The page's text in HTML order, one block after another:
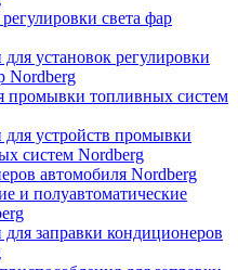
света фар
для установок регулировки
Nordberg
промывки топливных систем
для устройств промывки
систем Nordberg
автомобиля Nordberg
и полуавтоматические
для заправки кондиционеров